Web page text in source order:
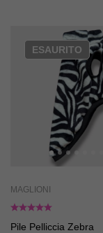
ESAURITO
MAGLIONI
Pile Pelliccia Zebra